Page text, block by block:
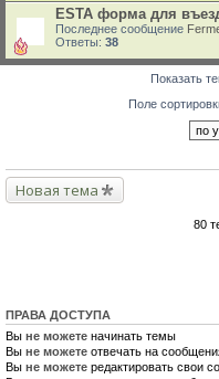
ESTA форма для
Последнее сообщение
Ответы: 38
Показать
Поле
Новая тема
80
ПРАВА ДОСТУПА
Вы не можете начинать темы
Вы не можете отвечать на
Вы не можете редактировать свои